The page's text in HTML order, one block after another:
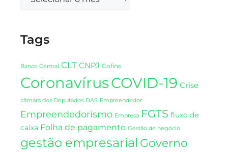
Tags
Banco Central CLT CNPJ Cofins
CoronavírusCOVID-19 Crise
câmara dos Deputados DAS Empreendedor
Empreendedorismo Empresa FGTS fluxo de
caixa Folha de pagamento Gestão de negócio
gestão empresarial Governo